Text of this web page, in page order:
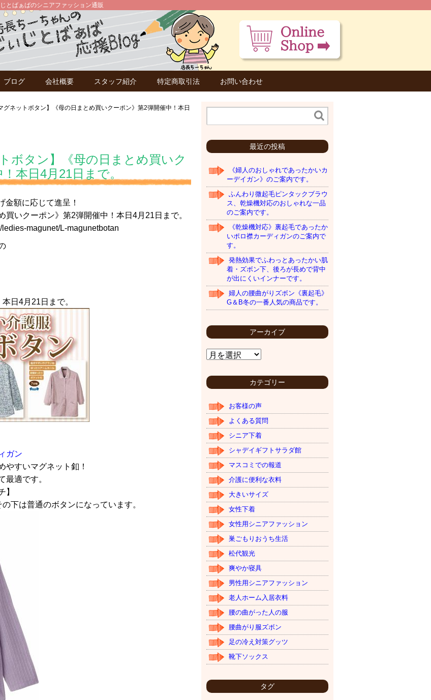
とばぁばのシニアファッション通販
ブログ 会社概要 スタッフ紹介 特定商取引法 お問い合わせ
グネットボタン】《母の日まとめ買いクーポン》第2弾開催中！本日
ボタン】《母の日まとめ買いク
本日4月21日まで。
額に応じて進呈！
買いクーポン》第2弾開催中！本日4月21日まで。
magunet/L-magunetbotan
日4月21日まで。
ガン
やすいマグネット釦！
最適です。
】
下は普通のボタンになっています。
最近の投稿
《婦人のおしゃれであったかいカ
ーデイガン》のご案内です。
ふんわり微起毛ピンタックブラウ
ス、乾燥機対応のおしゃれな一品
のご案内です。
《乾燥機対応》裏起毛であったか
いポロ襟カーディガンのご案内で
す。
発熱効果でふわっとあったかい肌
着・ズボン下、後ろが長めで背中
が出にくいインナーです。
婦人の腰曲がりズボン《裏起毛》
G＆B冬の一番人気の商品です。
アーカイブ
ア
ー
イ
ブ
カテゴリー
お客様の声
よくある質問
シニア下着
シャデイギフトサラダ館
マスコミでの報道
介護に便利な衣料
大きいサイズ
女性下着
女性用シニアファッション
巣ごもりおうち生活
松代観光
爽やか寝具
男性用シニアファッション
老人ホーム入居衣料
腰の曲がった人の服
腰曲がり服ズボン
足の冷え対策グッツ
靴下ソックス
タグ